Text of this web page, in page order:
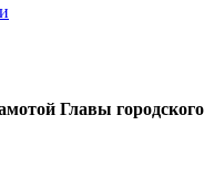
Главы городского